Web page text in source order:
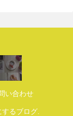
い合わせ
るブログ.